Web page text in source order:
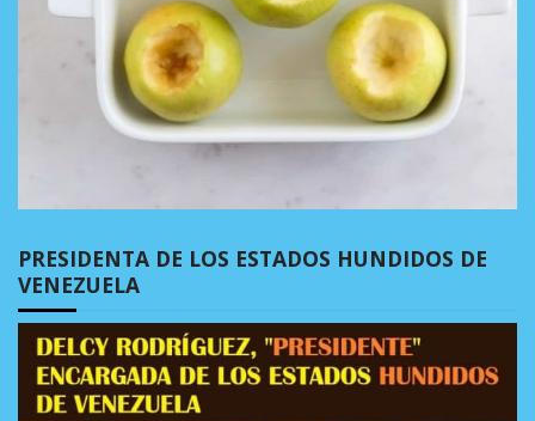
PRESIDENTA DE LOS ESTADOS HUNDIDOS DE
VENEZUELA